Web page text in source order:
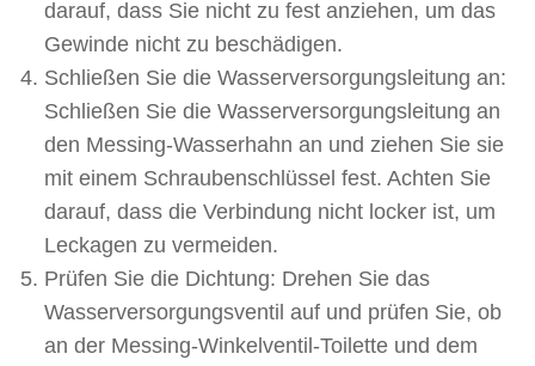
darauf, dass Sie nicht zu fest anziehen, um das
Gewinde nicht zu beschädigen.
Schließen Sie die Wasserversorgungsleitung an:
Schließen Sie die Wasserversorgungsleitung an
den Messing-Wasserhahn an und ziehen Sie sie
mit einem Schraubenschlüssel fest. Achten Sie
darauf, dass die Verbindung nicht locker ist, um
Leckagen zu vermeiden.
Prüfen Sie die Dichtung: Drehen Sie das
Wasserversorgungsventil auf und prüfen Sie, ob
an der Messing-Winkelventil-Toilette und dem